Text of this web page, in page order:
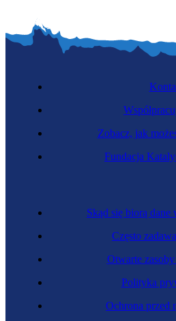
Skąd się biorą
Często
Otwarte
Polityka
Ochrona przed
Zobacz, jak
Fundacja